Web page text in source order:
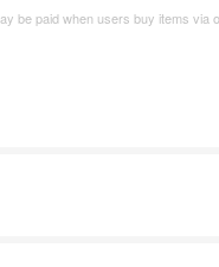
be paid when users buy items via